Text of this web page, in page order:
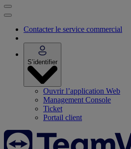
Contacter le service commercial
S’identifier
Ouvrir l’application Web
Management Console
Ticket
Portail client